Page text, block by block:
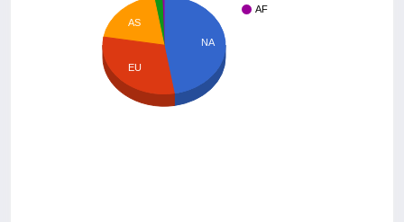
AF
NA
AS
EU